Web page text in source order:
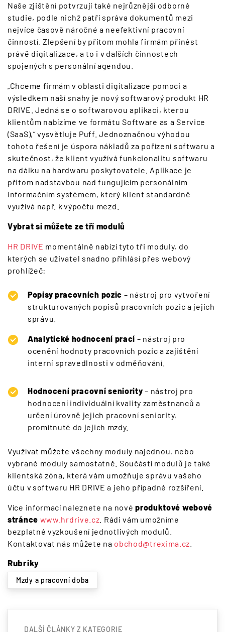
Naše zjištění potvrzují také nejrůznější odborné
studie, podle nichž patří správa dokumentů mezi
nejvíce časově náročné a neefektivní pracovní
činností. Zlepšení by přitom mohla firmám přinést
právě digitalizace, a to i v dalších činnostech
spojených s personální agendou.
„Chceme firmám v oblasti digitalizace pomoci a
výsledkem naší snahy je nový softwarový produkt HR
DRIVE. Jedná se o softwarovou aplikaci, kterou
klientům nabízíme ve formátu Software as a Service
(SaaS),“ vysvětluje Puff. Jednoznačnou výhodou
tohoto řešení je úspora nákladů za pořízení softwaru a
skutečnost, že klient využívá funkcionalitu softwaru
na dálku na hardwaru poskytovatele. Aplikace je
přitom nadstavbou nad fungujícím personálním
informačním systémem, který klient standardně
využívá např. k výpočtu mezd.
Vybrat si můžete ze tří modulů
HR DRIVE momentálně nabízí tyto tři moduly, do
kterých se uživatel snadno přihlásí přes webový
prohlížeč:
Popisy pracovních pozic – nástroj pro vytvoření
strukturovaných popisů pracovních pozic a jejich
správu.
Analytické hodnocení prací – nástroj pro
ocenění hodnoty pracovních pozic a zajištění
interní spravedlnosti v odměňování.
Hodnocení pracovní seniority – nástroj pro
hodnocení individuální kvality zaměstnanců a
určení úrovně jejich pracovní seniority,
promítnuté do jejich mzdy.
Využívat můžete všechny moduly najednou, nebo
vybrané moduly samostatně. Součástí modulů je také
klientská zóna, která vám umožňuje správu vašeho
účtu v softwaru HR DRIVE a jeho případné rozšíření.
Více informací naleznete na novéproduktové webové
stránce www.hrdrive.cz . Rádi vám umožníme
bezplatné vyzkoušení jednotlivých modulů.
Kontaktovat nás můžete na obchod@trexima.cz
Rubriky
Mzdy a pracovní doba
DALŠÍ ČLÁNKY Z KATEGORIE